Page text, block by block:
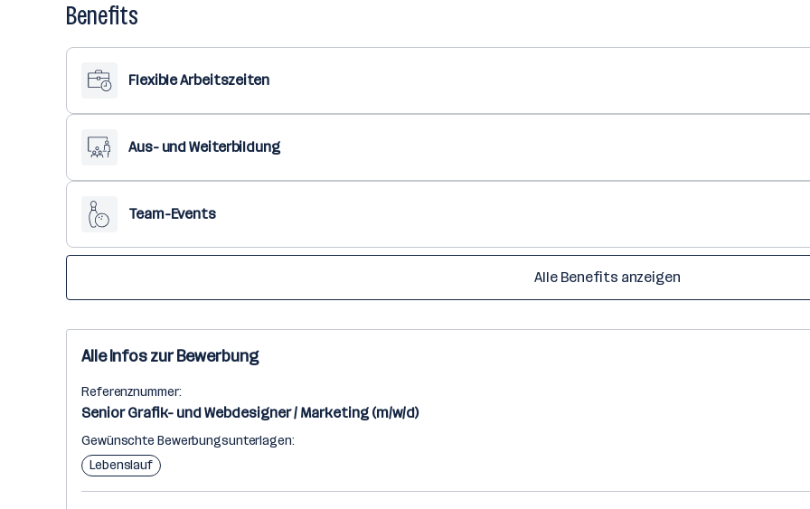
Benefits
Flexible Arbeitszeiten
Aus- und Weiterbildung
Team-Events
Alle Benefits anzeigen
Alle Infos zur Bewerbung
Referenznummer:
Senior Grafik- und Webdesigner / Marketing (m/w/d)
Gewünschte Bewerbungsunterlagen:
Lebenslauf